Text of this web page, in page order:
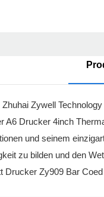
Zywell
A6 Drucker 4inch
und seinem
zu bilden und den
Zy909 Bar